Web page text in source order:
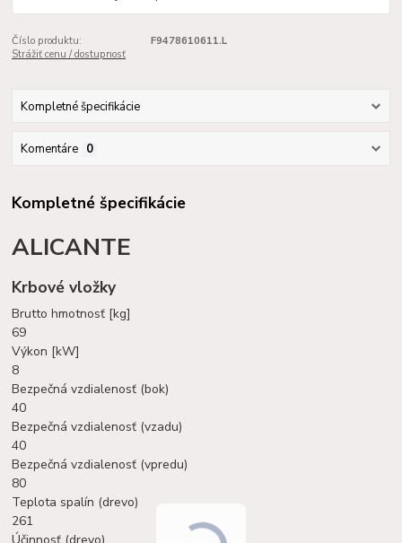
Číslo produktu:
F9478610611.L
Strážiť cenu / dostupnosť
Kompletné špecifikácie
Komentáre 0
Kompletné špecifikácie
ALICANTE
Krbové vložky
Brutto hmotnosť [kg]
69
Výkon [kW]
8
Bezpečná vzdialenosť (bok)
40
Bezpečná vzdialenosť (vzadu)
40
Bezpečná vzdialenosť (vpredu)
80
Teplota spalín (drevo)
261